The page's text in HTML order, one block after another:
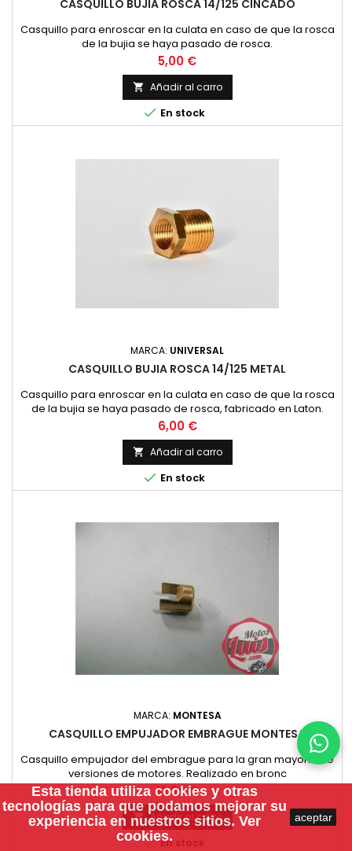
CASQUILLO BUJIA ROSCA 14/125 CINCADO
Casquillo para enroscar en la culata en caso de que la rosca
de la bujia se haya pasado de rosca.
Precio
5,00 €
 Añadir al carro
 En stock
MARCA: UNIVERSAL
CASQUILLO BUJIA ROSCA 14/125 METAL
Casquillo para enroscar en la culata en caso de que la rosca
de la bujia se haya pasado de rosca, fabricado en Laton.
Precio
6,00 €
 Añadir al carro
 En stock
MARCA: MONTESA
CASQUILLO EMPUJADOR EMBRAGUE MONTESA
Casquillo empujador del embrague para la gran mayoria de
versiones de motores. Realizado en bronc
Precio
12,00 €
 Añadir al carro
En stock
Esta tienda utiliza cookies y otras
tecnologías para que podamos mejorar su
experiencia en nuestros sitios. Ver
cookies.
aceptar